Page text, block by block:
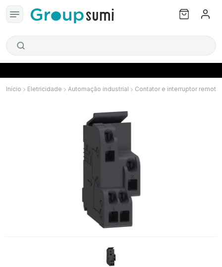
Início Eletricidade Automação industrial Contator e interruptor remoto